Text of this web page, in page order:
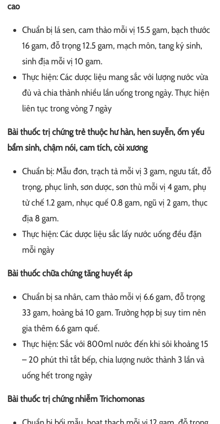
cao
Chuẩn bị lá sen, cam thảo mỗi vị 15.5 gam, bạch thước
16 gam, đỗ trọng 12.5 gam, mạch môn, tang ký sinh,
sinh địa mỗi vị 10 gam.
Thực hiện: Các dược liệu mang sắc với lượng nước vừa
đủ và chia thành nhiều lần uống trong ngày. Thực hiện
liên tục trong vòng 7 ngày
Bài thuốc trị chứng trẻ thuộc hư hàn, hen suyễn, ốm yếu
bẩm sinh, chậm nói, cam tích, còi xương
Chuẩn bị: Mẫu đơn, trạch tả mỗi vị 3 gam, ngưu tất, đỗ
trọng, phục linh, sơn dược, sơn thù mỗi vị 4 gam, phụ
tử chế 1.2 gam, nhục quế 0.8 gam, ngũ vị 2 gam, thục
địa 8 gam.
Thực hiện: Các dược liệu sắc lấy nước uống đều đặn
mỗi ngày
Bài thuốc chữa chứng tăng huyết áp
Chuẩn bị sa nhân, cam thảo mỗi vị 6.6 gam, đỗ trọng
33 gam, hoàng bá 10 gam. Trường hợp bị suy tim nên
gia thêm 6.6 gam quế.
Thực hiện: Sắc với 800ml nước đến khi sôi khoảng 15
– 20 phút thì tắt bếp, chia lượng nước thành 3 lần và
uống hết trong ngày
Bài thuốc trị chứng nhiễm Trichomonas